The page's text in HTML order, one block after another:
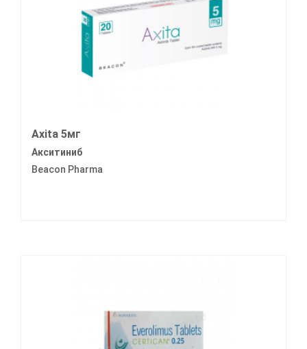
Axita 5мг
Акситиниб
Beacon Pharma